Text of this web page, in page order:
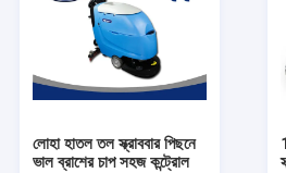
লোহা হাতল তল স্ক্রাববার পিছনে
ভাল ব্রাশের চাপ সহজ কন্ট্রোল